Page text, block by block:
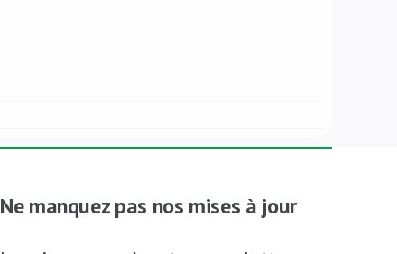
Ne manquez pas nos mises à jour